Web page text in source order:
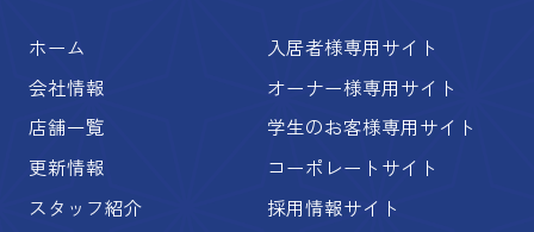
ホーム
会社情報
店舗一覧
更新情報
スタッフ紹介
入居者様専用サイト
オーナー様専用サイト
学生のお客様専用サイト
コーポレートサイト
採用情報サイト